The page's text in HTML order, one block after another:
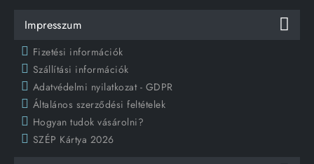
Impresszum
Fizetési információk
Szállítási információk
Adatvédelmi nyilatkozat - GDPR
Általános szerződési feltételek
Hogyan tudok vásárolni?
SZÉP Kártya 2026